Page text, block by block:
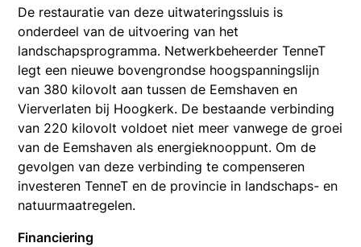
De restauratie van deze uitwateringssluis is
onderdeel van de uitvoering van het
landschapsprogramma. Netwerkbeheerder TenneT
legt een nieuwe bovengrondse hoogspanningslijn
van 380 kilovolt aan tussen de Eemshaven en
Vierverlaten bij Hoogkerk. De bestaande verbinding
van 220 kilovolt voldoet niet meer vanwege de groei
van de Eemshaven als energieknooppunt. Om de
gevolgen van deze verbinding te compenseren
investeren TenneT en de provincie in landschaps- en
natuurmaatregelen.
Financiering